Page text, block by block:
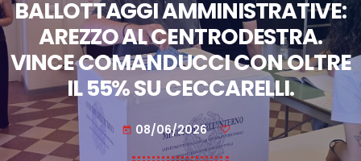
BALLOTTAGGI AMMINISTRATIVE:
AREZZO AL CENTRODESTRA.
VINCE COMANDUCCI CON OLTRE
IL 55% SU CECCARELLI.
today 08/06/2026